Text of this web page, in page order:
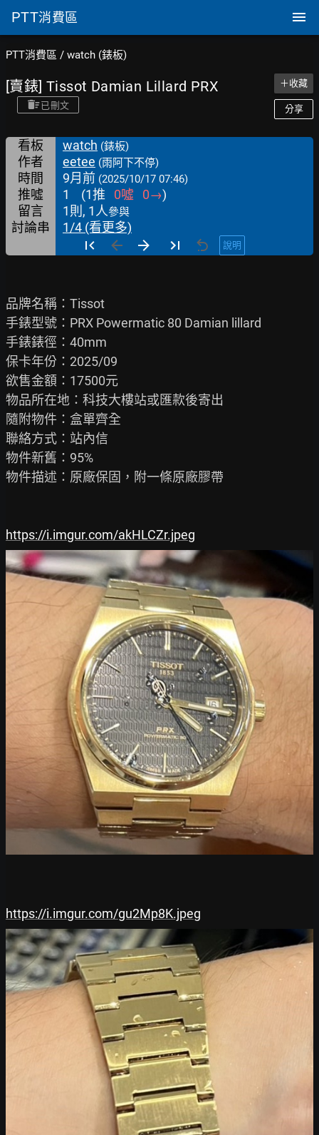
PTT消費區
PTT消費區 / watch (錶板)
[賣錶] Tissot Damian Lillard PRX
已刪文
＋收藏
分享
看板 watch (錶板)
作者 eetee (雨阿下不停)
時間 9月前 (2025/10/17 07:46)
推噓 1 (1推 0噓 0→)
留言
1則, 1人參與
討論串 1/4 (看更多)
說明
品牌名稱：Tissot
手錶型號：PRX Powermatic 80 Damian lillard
手錶錶徑：40mm
保卡年份：2025/09
欲售金額：17500元
物品所在地：科技大樓站或匯款後寄出
隨附物件：盒單齊全
聯絡方式：站內信
物件新舊：95%
物件描述：原廠保固，附一條原廠膠帶
https://i.imgur.com/akHLCZr.jpeg
https://i.imgur.com/gu2Mp8K.jpeg